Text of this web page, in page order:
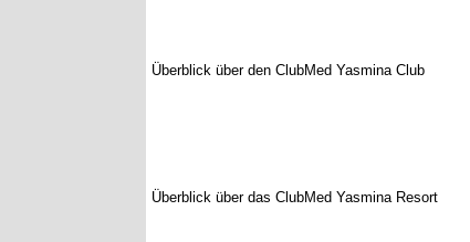
Überblick über den ClubMed Yasmina Club
Überblick über das ClubMed Yasmina Resort